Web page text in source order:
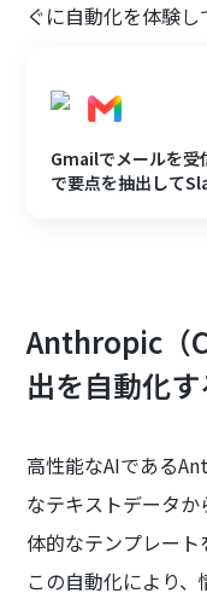
ぐに自動化を体験し
Gmailでメールを
で要点を抽出して
Anthropic（
出を自動化
高性能なAIである
なテキストデータ
体的なテンプレート
この自動化により